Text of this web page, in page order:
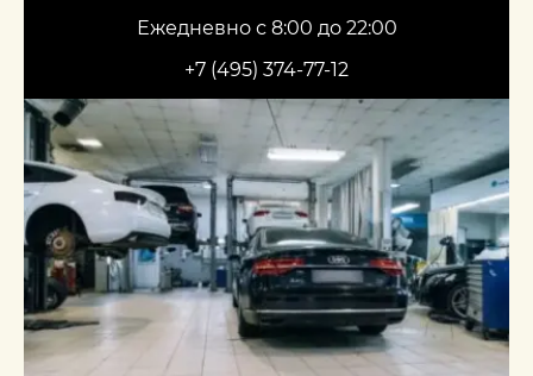
Ежедневно с 8:00 до 22:00
+7 (495) 374-77-12